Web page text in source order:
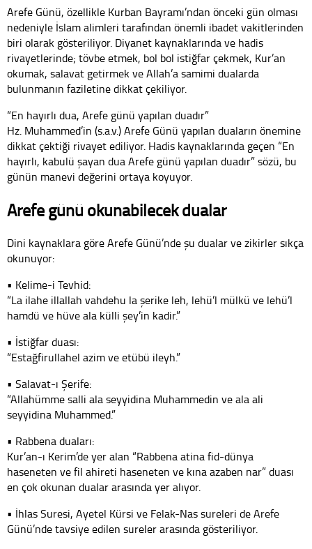
Arefe Günü, özellikle Kurban Bayramı’ndan önceki gün olması
nedeniyle İslam alimleri tarafından önemli ibadet vakitlerinden
biri olarak gösteriliyor. Diyanet kaynaklarında ve hadis
rivayetlerinde; tövbe etmek, bol bol istiğfar çekmek, Kur’an
okumak, salavat getirmek ve Allah’a samimi dualarda
bulunmanın faziletine dikkat çekiliyor.
“En hayırlı dua, Arefe günü yapılan duadır”
Hz. Muhammed’in (s.a.v.) Arefe Günü yapılan duaların önemine
dikkat çektiği rivayet ediliyor. Hadis kaynaklarında geçen “En
hayırlı, kabulü şayan dua Arefe günü yapılan duadır” sözü, bu
günün manevi değerini ortaya koyuyor.
Arefe günü okunabilecek dualar
Dini kaynaklara göre Arefe Günü’nde şu dualar ve zikirler sıkça
okunuyor:
• Kelime-i Tevhid:
“La ilahe illallah vahdehu la şerike leh, lehü’l mülkü ve lehü’l
hamdü ve hüve ala külli şey’in kadir.”
• İstiğfar duası:
“Estağfirullahel azim ve etübü ileyh.”
• Salavat-ı Şerife:
“Allahümme salli ala seyyidina Muhammedin ve ala ali
seyyidina Muhammed.”
• Rabbena duaları:
Kur’an-ı Kerim’de yer alan “Rabbena atina fid-dünya
haseneten ve fil ahireti haseneten ve kına azaben nar” duası
en çok okunan dualar arasında yer alıyor.
• İhlas Suresi, Ayetel Kürsi ve Felak-Nas sureleri de Arefe
Günü’nde tavsiye edilen sureler arasında gösteriliyor.